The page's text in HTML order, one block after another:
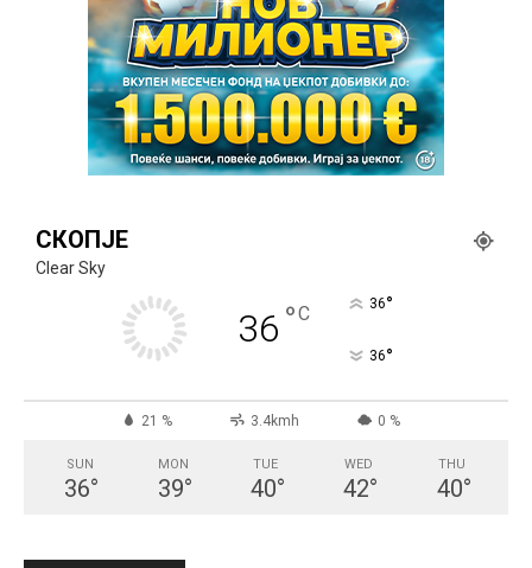
СКОПЈЕ
Clear Sky
36 °C 36°
36°
21 % 3.4kmh 0 %
SUN
36°
MON
39°
TUE
40°
WED
42°
THU
40°